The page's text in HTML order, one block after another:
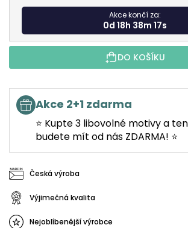
Akce končí za:
0d 18h 38m 16s
DO KOŠÍKU
Akce 2+1 zdarma
⭐ Kupte 3 libovolné motivy a
budete mít od nás ZDARMA! ⭐
Česká výroba
Výjimečná kvalita
Nejoblíbenější výrobce